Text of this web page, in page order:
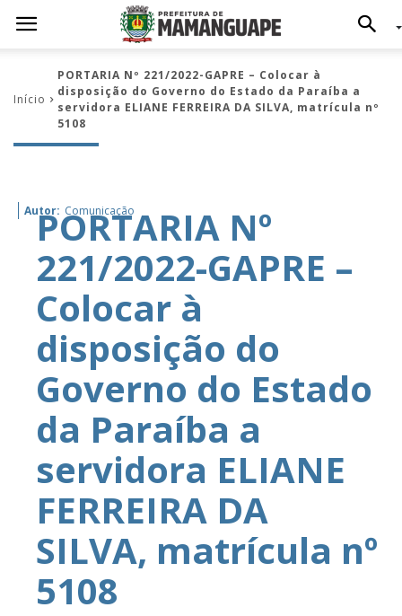
Início
PORTARIA Nº 221/2022-GAPRE – Colocar à
disposição do Governo do Estado da Paraíba a
servidora ELIANE FERREIRA DA SILVA, matrícula nº
5108
Autor: Comunicação
PORTARIA Nº
221/2022-GAPRE –
Colocar à
disposição do
Governo do Estado
da Paraíba a
servidora ELIANE
FERREIRA DA
SILVA, matrícula nº
5108